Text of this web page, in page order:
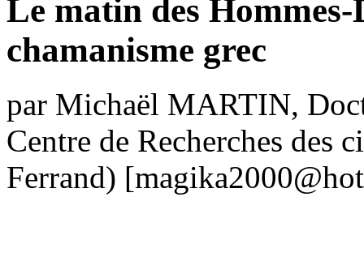
Le matin des
chamanisme grec
par Michaël MARTIN,
Centre de Recherches des
Ferrand)